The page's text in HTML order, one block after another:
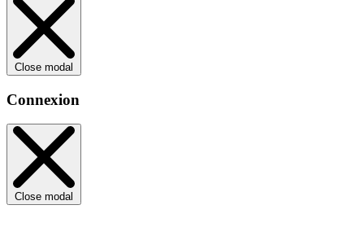
Close modal
Connexion
Close modal